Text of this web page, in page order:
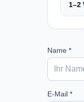
1–2
Name *
E-Mail *